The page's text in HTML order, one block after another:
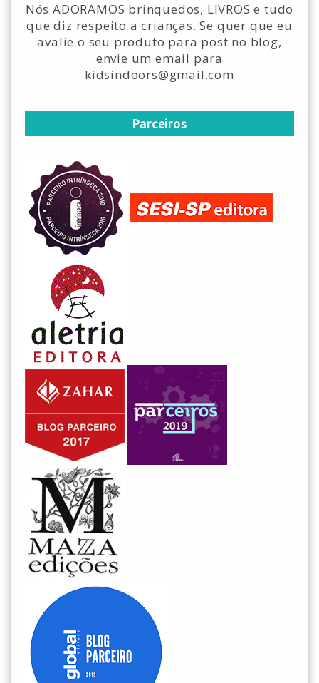
Nós ADORAMOS brinquedos, LIVROS e tudo
que diz respeito a crianças. Se quer que eu
avalie o seu produto para post no blog,
envie um email para
kidsindoors@gmail.com
Parceiros